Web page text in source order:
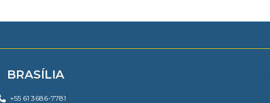
BRASÍLIA
+55 61 3686-7781